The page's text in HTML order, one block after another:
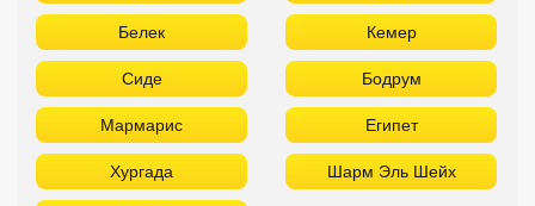
Белек Кемер
Сиде Бодрум
Мармарис Египет
Хургада Шарм Эль Шейх